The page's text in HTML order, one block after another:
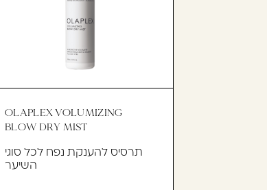
OLAPLEX VOLUMIZING
BLOW DRY MIST
תרסיס להענקת נפח לכל סוגי
השיער